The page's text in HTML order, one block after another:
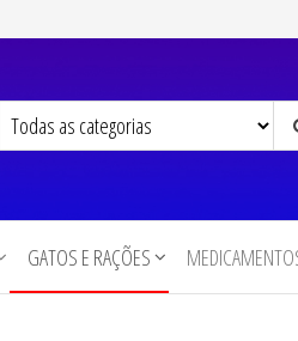
GATOS E RAÇÕES